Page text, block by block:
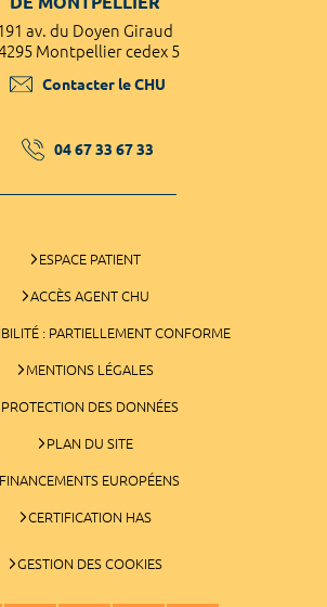
av. du Doyen Giraud
Montpellier cedex 5
Contacter le CHU
04 67 33 67 33
ESPACE PATIENT
ACCÈS AGENT CHU
: PARTIELLEMENT CONFORME
MENTIONS LÉGALES
PROTECTION DES DONNÉES
PLAN DU SITE
FINANCEMENTS EUROPÉENS
CERTIFICATION HAS
GESTION DES COOKIES